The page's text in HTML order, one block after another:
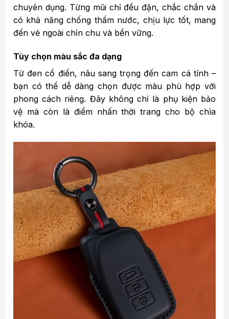
chuyên dụng. Từng mũi chỉ đều đặn, chắc chắn và
có khả năng chống thấm nước, chịu lực tốt, mang
đến vẻ ngoài chỉn chu và bền vững.
Tùy chọn màu sắc đa dạng
Từ đen cổ điển, nâu sang trọng đến cam cá tính –
bạn có thể dễ dàng chọn được màu phù hợp với
phong cách riêng. Đây không chỉ là phụ kiện bảo
vệ mà còn là điểm nhấn thời trang cho bộ chìa
khóa.